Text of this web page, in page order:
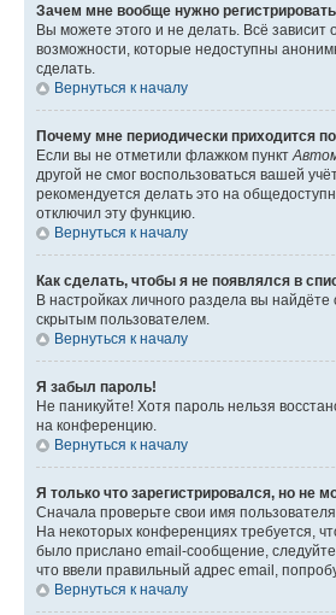
Зачем мне вообще нужно
Вы можете этого и не делать. Всё
возможности, которые недоступны
сделать.
Вернуться к началу
Почему мне периодически приходится
Если вы не отметили флажком пункт
другой не смог воспользоваться вашей
рекомендуется делать это на
отключил эту функцию.
Вернуться к началу
Как сделать, чтобы я не появлялся в
В настройках личного раздела вы
скрытым пользователем.
Вернуться к началу
Я забыл пароль!
Не паникуйте! Хотя пароль нельзя
на конференцию.
Вернуться к началу
Я только что зарегистрировался, но не
Сначала проверьте свои имя
На некоторых конференциях требуется,
было прислано email-сообщение,
что ввели правильный адрес email,
Вернуться к началу